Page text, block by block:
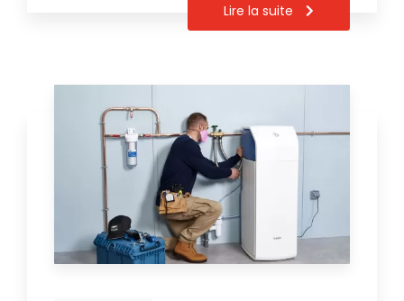
Lire la suite